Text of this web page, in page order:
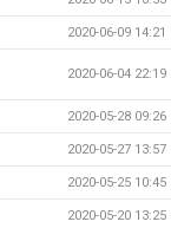
2020-06-09 14:21
2020-06-04 22:19
2020-05-28 09:26
2020-05-27 13:57
2020-05-25 10:45
2020-05-20 13:25